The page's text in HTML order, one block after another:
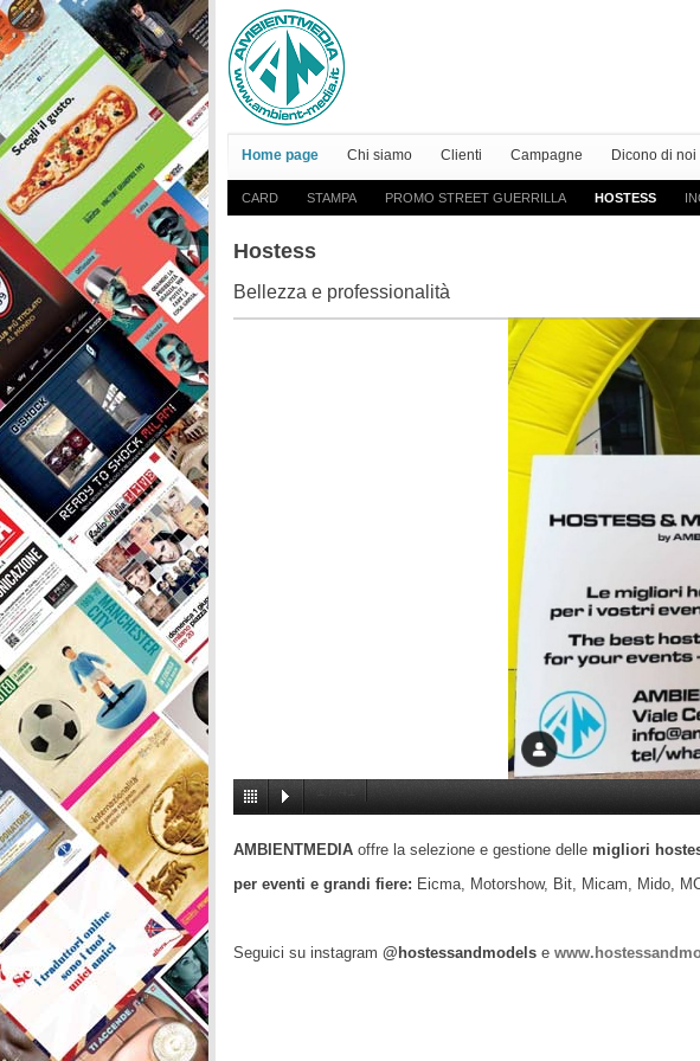
Home page Chi siamo Clienti Campagne Dicono di noi
CARD STAMPA PROMO STREET GUERRILLA HOSTESS
Hostess
Bellezza e professionalità
AMBIENTMEDIA offre la selezione e gestione delle migliori
per eventi e grandi fiere: Eicma, Motorshow, Bit, Micam, Mido,
Seguici su instagram @hostessandmodels e